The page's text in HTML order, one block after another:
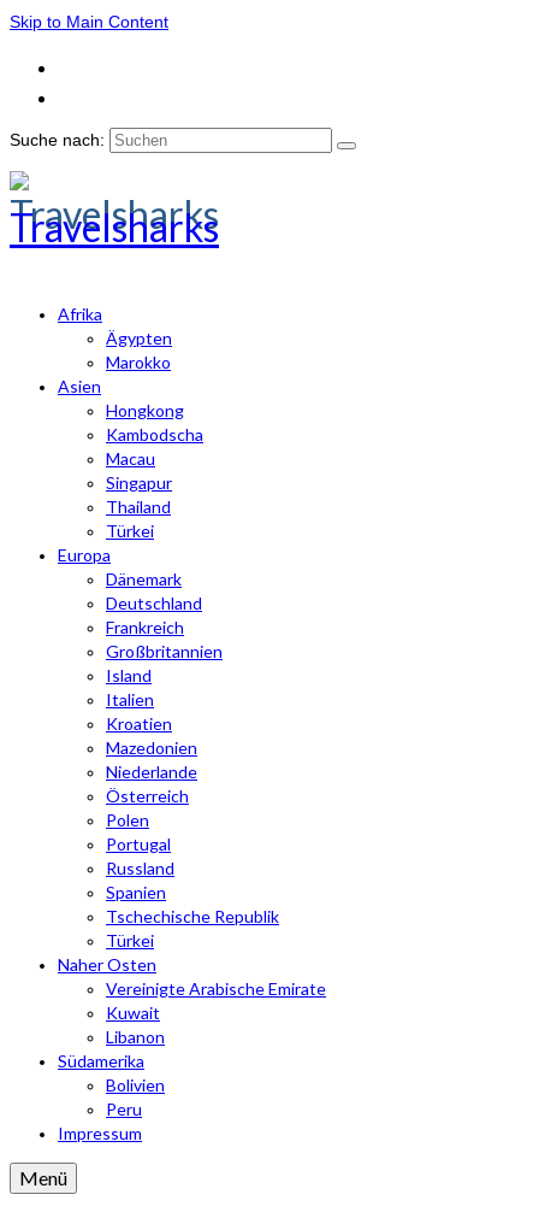
Skip to Main Content
Suche nach:
Travelsharks
Afrika
Ägypten
Marokko
Asien
Hongkong
Kambodscha
Macau
Singapur
Thailand
Türkei
Europa
Dänemark
Deutschland
Frankreich
Großbritannien
Island
Italien
Kroatien
Mazedonien
Niederlande
Österreich
Polen
Portugal
Russland
Spanien
Tschechische Republik
Türkei
Naher Osten
Vereinigte Arabische Emirate
Kuwait
Libanon
Südamerika
Bolivien
Peru
Impressum
Menü